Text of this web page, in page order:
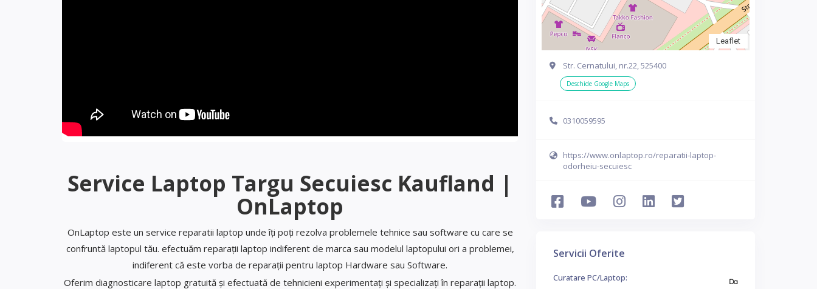
Service Laptop Targu Secuiesc Kaufland |
OnLaptop
OnLaptop este un service reparatii laptop unde îți poți rezolva problemele tehnice sau software cu care se
confruntă laptopul tău. efectuăm reparații laptop indiferent de marca sau modelul laptopului ori a problemei,
indiferent că este vorba de reparații pentru laptop Hardware sau Software.
Oferim diagnosticare laptop gratuită și efectuată de tehnicieni experimentați și specializați în reparații laptop.
Leaflet
Str. Cernatului, nr.22, 525400
Deschide Google Maps
0310059595
https://www.onlaptop.ro/reparatii-laptop-
odorheiu-secuiesc
Servicii Oferite
Curatare PC/Laptop: Da